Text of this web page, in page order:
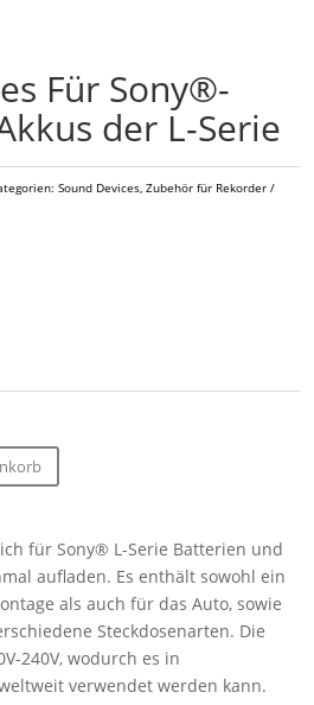
Für Sony®-
der L-Serie
Sound Devices ,Zubehör für Rekorder /
für Sony® L-Serie Batterien und
aufladen. Es enthält sowohl ein
als auch für das Auto, sowie
Steckdosenarten. Die
240V, wodurch es in
verwendet werden kann.